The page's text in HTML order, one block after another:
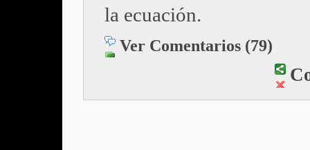
la ecuación.
Ver Comentarios (79)